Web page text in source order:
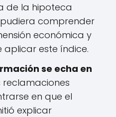
de la hipoteca
comprender
económica y
aplicar este índice.
se echa en
reclamaciones
en que el
explicar